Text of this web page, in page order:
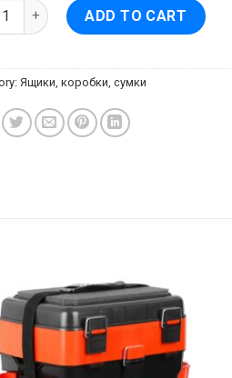
для червей, 65 quantity
ADD TO CART
Ящики, коробки, сумки